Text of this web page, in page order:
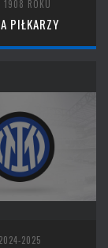
1908 ROKU
PIŁKARZY
2024-2025